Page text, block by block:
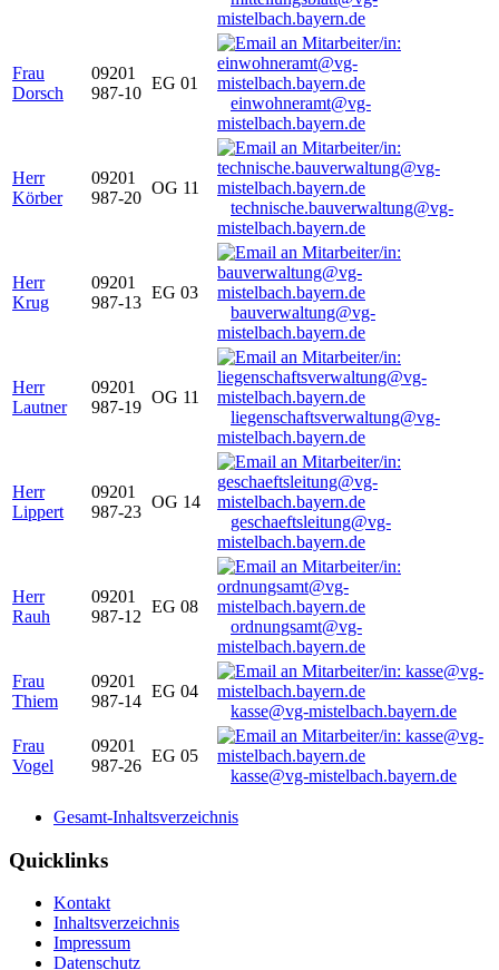
mistelbach.bayern.de
Frau
Dorsch
09201
987-10
EG 01
einwohneramt@vg-
mistelbach.bayern.de
Herr
Körber
09201
987-20
OG 11
technische.bauverwaltung@vg-
mistelbach.bayern.de
Herr
Krug
09201
987-13
EG 03
bauverwaltung@vg-
mistelbach.bayern.de
Herr
Lautner
09201
987-19
OG 11
liegenschaftsverwaltung@vg-
mistelbach.bayern.de
Herr
Lippert
09201
987-23
OG 14
geschaeftsleitung@vg-
mistelbach.bayern.de
Herr
Rauh
09201
987-12
EG 08
ordnungsamt@vg-
mistelbach.bayern.de
Frau
Thiem
09201
987-14
EG 04
kasse@vg-mistelbach.bayern.de
Frau
Vogel
09201
987-26
EG 05
kasse@vg-mistelbach.bayern.de
Gesamt-Inhaltsverzeichnis
Quicklinks
Kontakt
Inhaltsverzeichnis
Impressum
Datenschutz